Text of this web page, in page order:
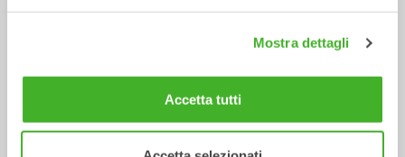
Mostra dettagli
Accetta tutti
Lama Livellatrice
Attrezzature meccaniche